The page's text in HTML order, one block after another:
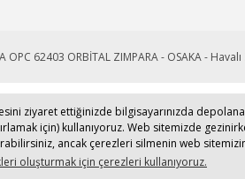
ziyaret ettiğinizde bilgisayarınızda
için) kullanıyoruz. Web sitemizde
ancak çerezleri silmenin web
oluşturmak için çerezleri kullanıyoruz.
© 2017 - 2022